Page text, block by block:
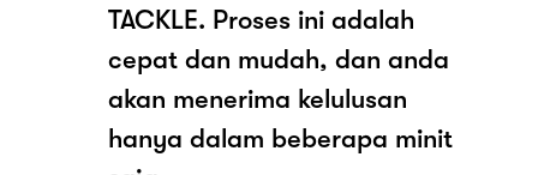
TACKLE. Proses ini adalah
cepat dan mudah, dan anda
akan menerima kelulusan
hanya dalam beberapa minit